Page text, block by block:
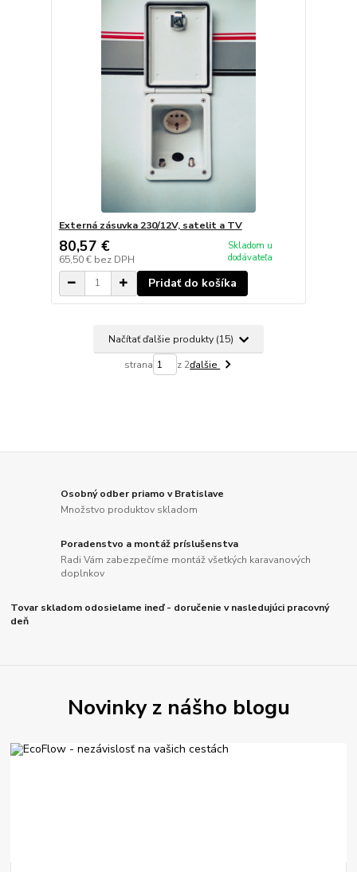
Externá zásuvka 230/12V, satelit a TV
80,57 €
65,50 € bez DPH
Skladom u
dodávateľa
Pridať do košíka
Načítať ďalšie produkty (15)
strana z 2ďalšie
Osobný odber priamo v Bratislave
Množstvo produktov skladom
Poradenstvo a montáž príslušenstva
Radi Vám zabezpečíme montáž všetkých karavanových
doplnkov
Tovar skladom odosielame ineď - doručenie v nasledujúci pracovný
deň
Novinky z nášho blogu